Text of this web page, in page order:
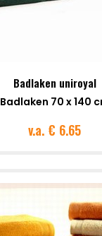
Badlaken uniroyal
Badlaken 70 x 140
v.a. € 6.65